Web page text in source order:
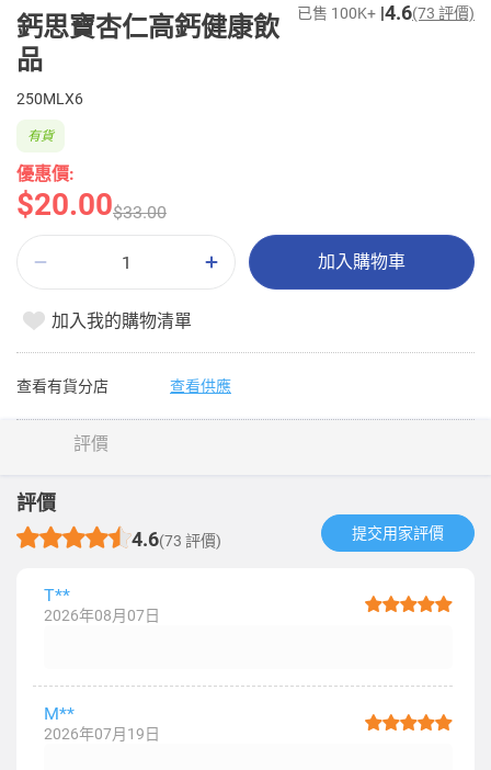
鈣思寶杏仁高鈣健康飲
品
已售 100K+ 4.6(73 評價)
250MLX6
優惠價:
$20.00$33.00
有貨
加入購物車
加入我的購物清單
查看有貨分店 查看供應
評價
評價
4.6(73 評價) 提交用家評價​
T**
2026年08月07日
M**
2026年07月19日